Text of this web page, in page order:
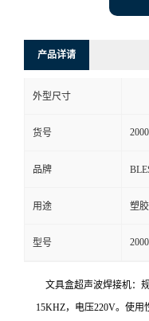
产品详请
外型尺寸
货号
品牌
用途 塑
型号
文具盒超声波焊接机：
15KHZ，电压220V。使用